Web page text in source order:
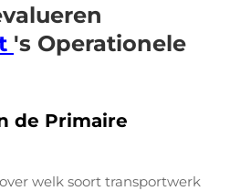
's Operationele
de Primaire
welk soort transportwerk